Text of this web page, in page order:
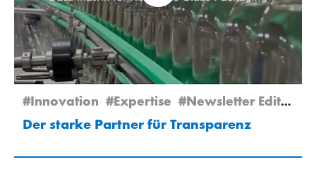
#Innovation #Expertise #Newsletter Edition 1/2026
Der starke Partner für Transparenz